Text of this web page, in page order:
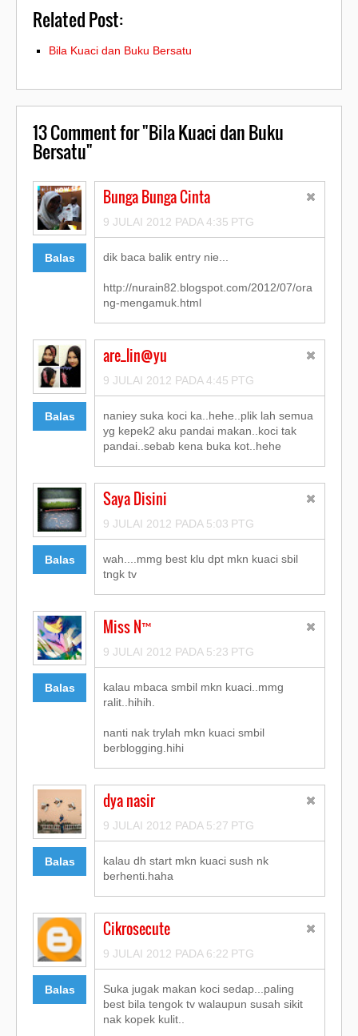
Related Post:
Bila Kuaci dan Buku Bersatu
13Comment for "Bila Kuaci dan Buku
Bersatu"
Balas
Bunga Bunga Cinta
9 JULAI 2012 PADA 4:35 PTG
dik baca balik entry nie...
http://nurain82.blogspot.com/2012/07/ora
ng-mengamuk.html
Balas
are_lin@yu
9 JULAI 2012 PADA 4:45 PTG
naniey suka koci ka..hehe..plik lah semua
yg kepek2 aku pandai makan..koci tak
pandai..sebab kena buka kot..hehe
Balas
Saya Disini
9 JULAI 2012 PADA 5:03 PTG
wah....mmg best klu dpt mkn kuaci sbil
tngk tv
Balas
Miss N™
9 JULAI 2012 PADA 5:23 PTG
kalau mbaca smbil mkn kuaci..mmg
ralit..hihih.
nanti nak trylah mkn kuaci smbil
berblogging.hihi
Balas
dya nasir
9 JULAI 2012 PADA 5:27 PTG
kalau dh start mkn kuaci sush nk
berhenti.haha
Balas
Cikrosecute
9 JULAI 2012 PADA 6:22 PTG
Suka jugak makan koci sedap...paling
best bila tengok tv walaupun susah sikit
nak kopek kulit..